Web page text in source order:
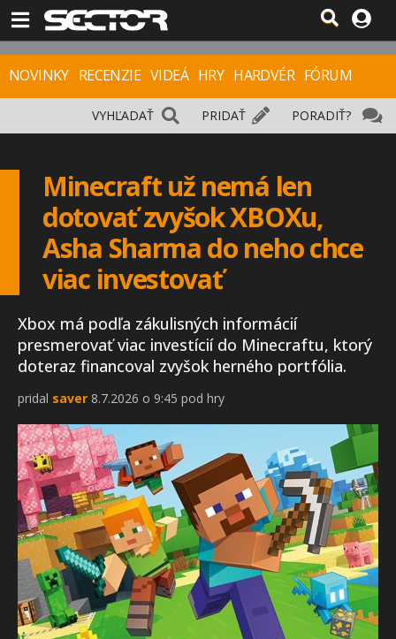
NOVINKY RECENZIE VIDEÁ HRY HARDVÉR FÓRUM
PORADIŤ?
PRIDAŤ
VYHĽADAŤ
Minecraft už nemá len
dotovať zvyšok XBOXu,
Asha Sharma do neho chce
viac investovať
Xbox má podľa zákulisných informácií
presmerovať viac investícií do Minecraftu, ktorý
doteraz financoval zvyšok herného portfólia.
pridal saver 8.7.2026 o 9:45 pod hry